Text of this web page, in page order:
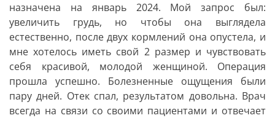
назначена на январь 2024. Мой запрос был:
увеличить грудь, но чтобы она выглядела
естественно, после двух кормлений она опустела, и
мне хотелось иметь свой 2 размер и чувствовать
себя красивой, молодой женщиной. Операция
прошла успешно. Болезненные ощущения были
пару дней. Отек спал, результатом довольна. Врач
всегда на связи со своими пациентами и отвечает